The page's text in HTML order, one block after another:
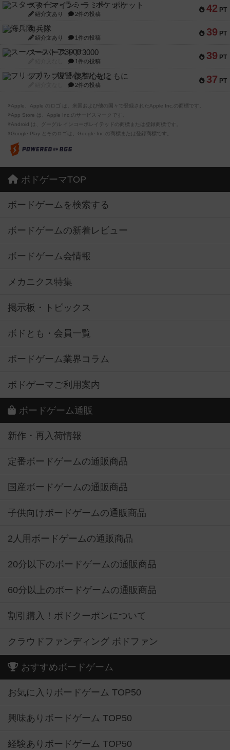
42 PT
スターマイン・ラミー ポケット
紹介文あり 2件の投稿
39 PT
海兵隊
紹介文あり 1件の投稿
39 PT
スーパーストア3000
1件の投稿
37 PT
フリップ７：復讐心とともに
2件の投稿
※Apple、Apple のロゴ は、米国および他の国々で登録されたApple Inc.の商標です。
※App Store は、Apple Inc.のサービスマークです。
※Android は、グーグル インコーポレイテッドの商標または登録商標です。
※Google Play とそのロゴは、Google Inc.の商標または登録商標です。
ボドゲーマTOP
ボードゲームを検索する
ボードゲームの新着レビュー
ボードゲーム会情報
メカニクス特集
掲示板・トピックス
ボドとも・会員一覧
ボードゲーム業界コラム
ボドゲーマご利用案内
ボードゲーム通販
新作・再入荷情報
定番ボードゲームの通販商品
国産ボードゲームの通販商品
子供向けボードゲームの通販商品
2人用ボードゲームの通販商品
20分以下のボードゲームの通販商品
60分以上のボードゲームの通販商品
割引購入！ボドクーポンについて
クラウドファンディング ボドファン
おすすめボードゲーム
お気に入りボードゲーム TOP50
興味ありボードゲーム TOP50
経験ありボードゲーム TOP50